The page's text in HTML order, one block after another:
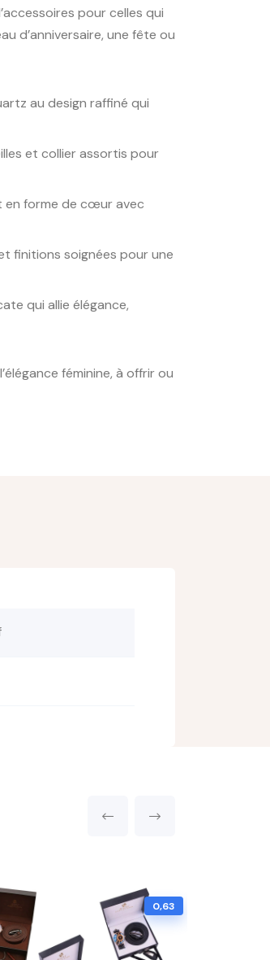
pour celles qui
d’anniversaire, une fête ou
au design raffiné qui
et collier assortis pour
en forme de cœur avec
finitions soignées pour une
qui allie élégance,
féminine, à offrir ou
0,63